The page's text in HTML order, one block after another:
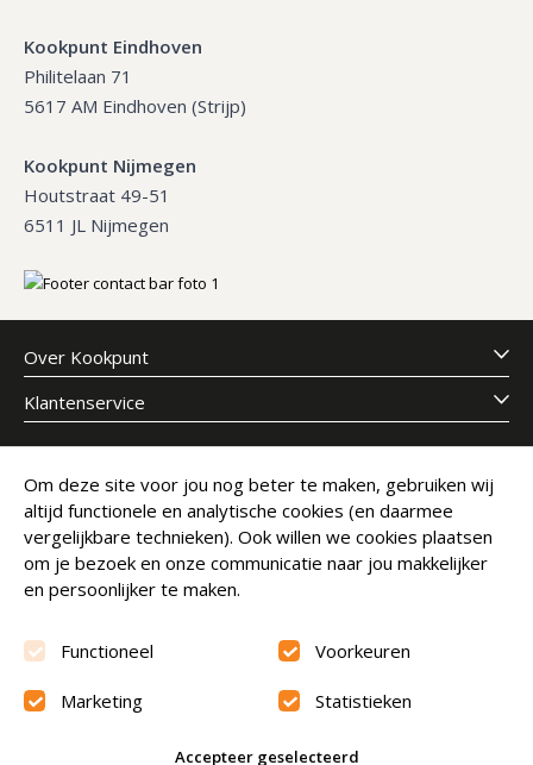
Kookpunt Eindhoven
Philitelaan 71
5617 AM Eindhoven (Strijp)
Kookpunt Nijmegen
Houtstraat 49-51
6511 JL Nijmegen
Over Kookpunt
Klantenservice
Meld je aan voor onze nieuwsbrief
E-mailadres
Abonneer
Beoordeling9.6
Om deze site voor jou nog beter te maken, gebruiken wij
altijd functionele en analytische cookies (en daarmee
vergelijkbare technieken). Ook willen we cookies plaatsen
om je bezoek en onze communicatie naar jou makkelijker
en persoonlijker te maken.
Functioneel Voorkeuren
Marketing Statistieken
Accepteer geselecteerd